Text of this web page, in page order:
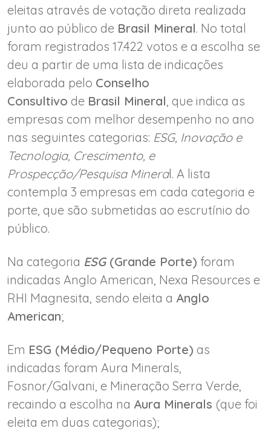
eleitas através de votação direta realizada
junto ao público de Brasil Mineral. No total
foram registrados 17.422 votos e a escolha se
deu a partir de uma lista de indicações
elaborada pelo Conselho
Consultivo de Brasil Mineral , que indica as
empresas com melhor desempenho no ano
nas seguintes categorias: ESG, Inovação e
Tecnologia, Crescimento, e
Prospecção/Pesquisa Mineral. A lista
contempla 3 empresas em cada categoria e
porte, que são submetidas ao escrutínio do
público.
Na categoria ESG(Grande Porte) foram
indicadas Anglo American, Nexa Resources e
RHI Magnesita, sendo eleita a Anglo
American;
Em ESG (Médio/Pequeno Porte) as
indicadas foram Aura Minerals,
Fosnor/Galvani, e Mineração Serra Verde,
recaindo a escolha na Aura Minerals (que foi
eleita em duas categorias);